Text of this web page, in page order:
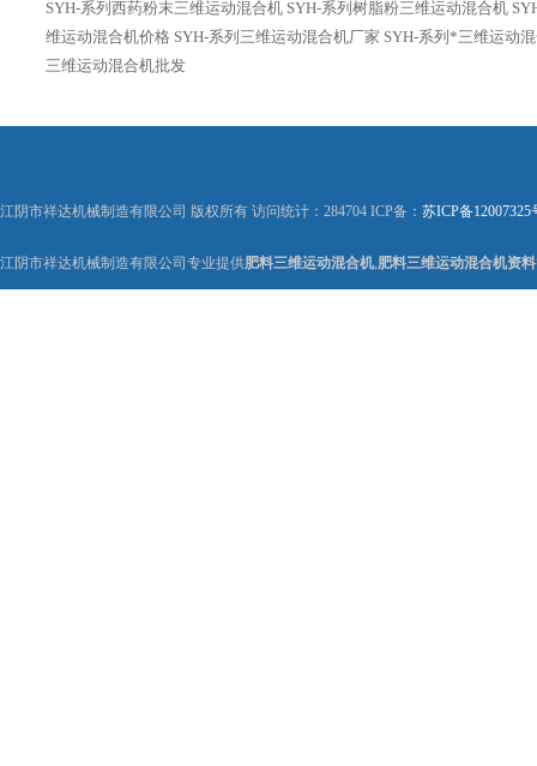
SYH-系列西药粉末三维运动混合机 SYH-系列树脂粉三维运动混合机
维运动混合机价格 SYH-系列三维运动混合机厂家 SYH-系列*三维运动
三维运动混合机批发
江阴市祥达机械制造有限公司 版权所有 访问统计：284704 ICP备： 苏ICP备12007325
江阴市祥达机械制造有限公司专业提供肥料三维运动混合机,肥料三维运动混合机资料